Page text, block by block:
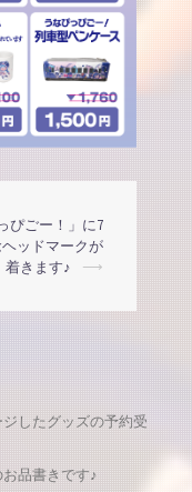
ぴごー！」に7
ッドマークが
着きます♪
⟶
したグッズの予約受
品書きです♪